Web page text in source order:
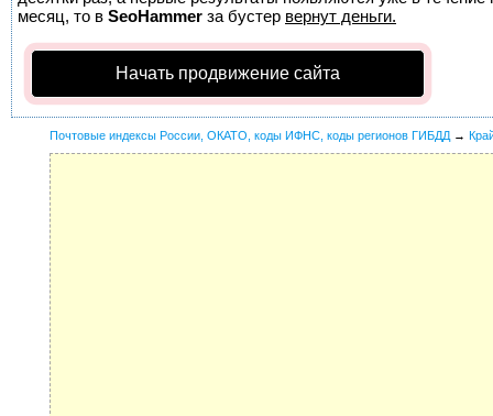
месяц, то в SeoHammer за бустер вернут деньги.
Начать продвижение сайта
Почтовые индексы России, ОКАТО, коды ИФНС, коды регионов ГИБДД →